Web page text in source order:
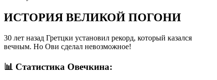
ИСТОРИЯ ВЕЛИКОЙ ПОГОНИ
30 лет назад Гретцки установил рекорд, который казался
вечным. Но Ови сделал невозможное!
📊 Статистика Овечкина: